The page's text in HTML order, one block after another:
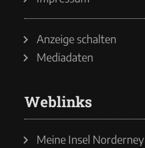
Anzeige schalten
Mediadaten
Weblinks
Meine Insel Norderney